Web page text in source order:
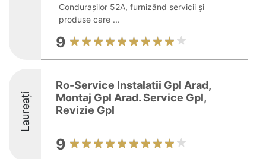
Condurașilor 52A, furnizând servicii și
produse care ...
9
Laureați
Ro-Service Instalatii Gpl Arad,
Montaj Gpl Arad. Service Gpl,
Revizie Gpl
9